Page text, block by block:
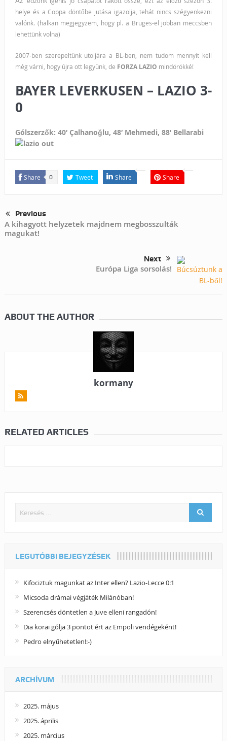
helye és a Coppa döntőbe jutása igazolja, tehát nincs szégyenkezni
valónk. (halkan megjegyzem, hogy pl. a Bruges-el jobban meccsben
lehettünk volna)
2007-ben szerepeltünk utoljára a BL-ben, nem tudom mennyit kell
még várni, hogy újra ott legyünk, de FORZA LAZIO mindörökké!
BAYER LEVERKUSEN – LAZIO 3-
0
Gólszerzők: 40′ Çalhanoğlu, 48′ Mehmedi, 88′ Bellarabi
Share 0 Tweet Share Share
Previous
A kihagyott helyzetek majdnem megbosszulták
magukat!
Next
Európa Liga sorsolás!
ABOUT THE AUTHOR
kormany
RELATED ARTICLES
LEGUTÓBBI BEJEGYZÉSEK
Kifociztuk magunkat az Inter ellen? Lazio-Lecce 0:1
Micsoda drámai végjáték Milánóban!
Szerencsés döntetlen a Juve elleni rangadón!
Dia korai gólja 3 pontot ért az Empoli vendégeként!
Pedro elnyűhetetlen!:-)
ARCHÍVUM
2025. május
2025. április
2025. március